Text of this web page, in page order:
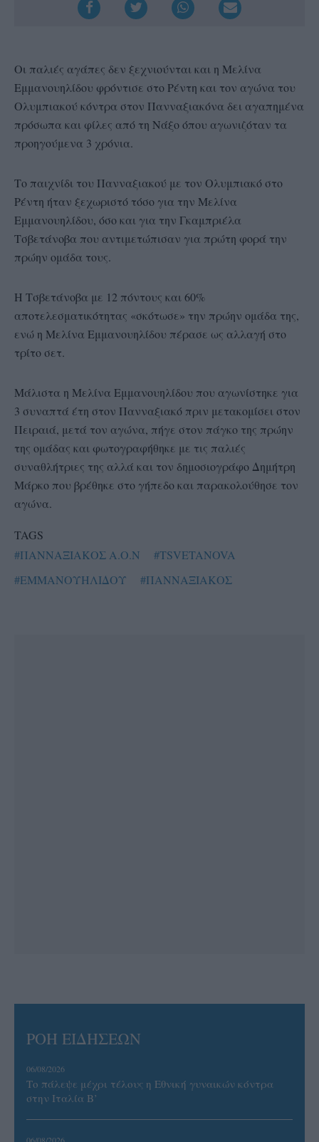
Οι παλιές αγάπες δεν ξεχνιούνται και η Μελίνα
Εμμανουηλίδου φρόντισε στο Ρέντη και τον αγώνα του
Ολυμπιακού κόντρα στον Πανναξιακόνα δει αγαπημένα
πρόσωπα και φίλες από τη Νάξο όπου αγωνιζόταν τα
προηγούμενα 3 χρόνια.
Το παιχνίδι του Πανναξιακού με τον Ολυμπιακό στο
Ρέντη ήταν ξεχωριστό τόσο για την Μελίνα
Εμμανουηλίδου, όσο και για την Γκαμπριέλα
Τσβετάνοβα που αντιμετώπισαν για πρώτη φορά την
πρώην ομάδα τους.
Η Τσβετάνοβα με 12 πόντους και 60%
αποτελεσματικότητας «σκότωσε» την πρώην ομάδα της,
ενώ η Μελίνα Εμμανουηλίδου πέρασε ως αλλαγή στο
τρίτο σετ.
Μάλιστα η Μελίνα Εμμανουηλίδου που αγωνίστηκε για
3 συναπτά έτη στον Πανναξιακό πριν μετακομίσει στον
Πειραιά, μετά τον αγώνα, πήγε στον πάγκο της πρώην
της ομάδας και φωτογραφήθηκε με τις παλιές
συναθλήτριες της αλλά και τον δημοσιογράφο Δημήτρη
Μάρκο που βρέθηκε στο γήπεδο και παρακολούθησε τον
αγώνα.
TAGS
#ΠΑΝΝΑΞΙΑΚΟΣ Α.Ο.Ν
#TSVETANOVA
#ΕΜΜΑΝΟΥΗΛΙΔΟΥ
#ΠΑΝΝΑΞΙΑΚΟΣ
ΡΟΗ ΕΙΔΗΣΕΩΝ
06/08/2026
Το πάλεψε μέχρι τέλους η Εθνική γυναικών κόντρα
στην Ιταλία Β’
06/08/2026